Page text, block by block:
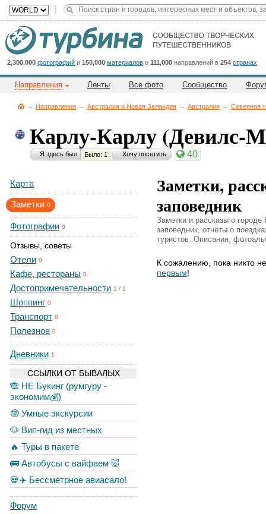
2,300,000 фотографий и 150,000 материалов о 111,000 направлений в 254 странах
Направления Ленты Все фото Сообщество
→ Направления → Австралия и Новая Зеландия → Австралия → Северная
Карлу-Карлу (Девилс-
Я здесь был Было: 1 Хочу посетить 40
Карта
Заметки 0
Фотографии 0
Отзывы, советы
Отели 0
Кафе, рестораны 0
Достопримечательности 1 / 1
Шоппинг 0
Транспорт 0
Полезное 0
Дневники 1
ССЫЛКИ ОТ БЫВАЛЫХ
🙈 НЕ Букинг (румгуру -
экономим💰)
🤓 Умные экскурсии
🐶 Вип-гид из местных
🔥 Туры в пакете
🚌 Автобусы с вайфаем 🐷
💀✈️ Бессметрное авиасало!
Форум
Заметки,
заповедник
Заметки и рассказы о
заповедник, отчёты о
туристов. Описания,
К сожалению, пока никто
первым!
Cейчас
на
сайте:
Title
Button